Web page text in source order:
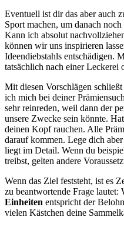
Eventuell ist dir das aber auch
Sport machen, um danach
Kann ich absolut
können wir uns inspirieren
Ideendiebstahls entschädigen.
tatsächlich nach einer Leckerei
Mit diesen Vorschlägen
ich mich bei deiner
sehr reinreden, weil dann der
unsere Zwecke sein könnte.
deinen Kopf rauchen. Alle
darauf kommen. Lege dich
liegt im Detail. Wenn du
treibst, gelten andere
Wenn das Ziel feststeht, ist es
zu beantwortende Frage lautet:
Einheiten entspricht der
vielen Kästchen deine